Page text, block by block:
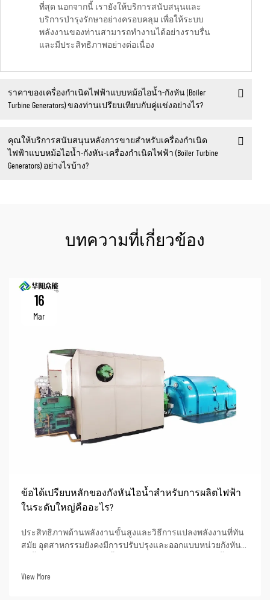
ที่สุด นอกจากนี้ เรายังให้บริการสนับสนุนและ
บริการบำรุงรักษาอย่างครอบคลุม เพื่อให้ระบบ
พลังงานของท่านสามารถทำงานได้อย่างราบรื่น
และมีประสิทธิภาพอย่างต่อเนื่อง
ราคาของเครื่องกำเนิดไฟฟ้าแบบหม้อไอน้ำ-กังหัน (Boiler
Turbine Generators) ของท่านเปรียบเทียบกับคู่แข่งอย่างไร?
คุณให้บริการสนับสนุนหลังการขายสำหรับเครื่องกำเนิด
ไฟฟ้าแบบหม้อไอน้ำ-กังหัน-เครื่องกำเนิดไฟฟ้า (Boiler Turbine
Generators) อย่างไรบ้าง?
บทความที่เกี่ยวข้อง
16
Mar
ข้อได้เปรียบหลักของกังหันไอน้ำสำหรับการผลิตไฟฟ้า
ในระดับใหญ่คืออะไร?
ประสิทธิภาพด้านพลังงานขั้นสูงและวิธีการแปลงพลังงานที่ทัน
สมัย อุตสาหกรรมยังคงมีการปรับปรุงและออกแบบหน่วยกังหัน
View More